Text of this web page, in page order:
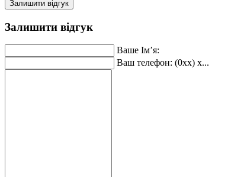
Залишити відгук
Залишити відгук
Ваше Ім’я:
Ваш телефон: (0xx) x...